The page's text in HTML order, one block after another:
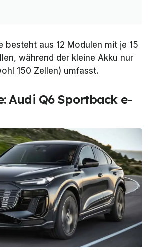
besteht aus 12 Modulen mit je 15
während der kleine Akku nur
150 Zellen) umfasst.
Audi Q6 Sportback e-